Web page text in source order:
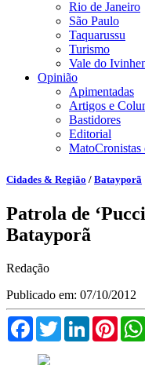
Rio de Janeiro
São Paulo
Taquarussu
Turismo
Vale do
Opinião
Apimentadas
Artigos e
Bastidores
Editorial
MatoCronistas
Cidades & Região / Batayporã
Patrola de
Batayporã
Redação
Publicado em: 07/10/2012
FacebookTwitterLinkedIn